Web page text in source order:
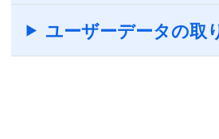
ユーザーデータの取